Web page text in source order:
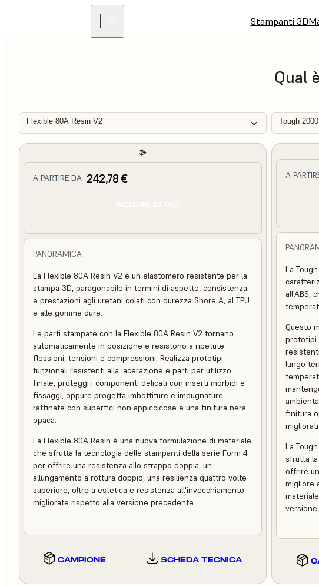
Stampanti 3D
Qual
Flexible 80A Resin V2 Tough
A PARTIRE DA 242,78 €
PANORAMICA
La Flexible 80A Resin V2 è un elastomero resistente per la
stampa 3D, paragonabile in termini di aspetto, consistenza
e prestazioni agli uretani colati con durezza Shore A, al TPU
e alle gomme dure.
Le parti stampate con la Flexible 80A Resin V2 tornano
automaticamente in posizione e resistono a ripetute
flessioni, tensioni e compressioni. Realizza prototipi
funzionali resistenti alla lacerazione e parti per utilizzo
finale, proteggi i componenti delicati con inserti morbidi e
fissaggi, oppure progetta imbottiture e impugnature
raffinate con superfici non appiccicose e una finitura nera
opaca.
La Flexible 80A Resin è una nuova formulazione di materiale
che sfrutta la tecnologia delle stampanti della serie Form 4
per offrire una resistenza allo strappo doppia, un
allungamento a rottura doppio, una resilienza quattro volte
superiore, oltre a estetica e resistenza all'invecchiamento
migliorate rispetto alla versione precedente.
CAMPIONE SCHEDA TECNICA
A
La
all'ABS,
Questo
prototipi
lungo
finitura
La
sfrutta
offrire
migliore